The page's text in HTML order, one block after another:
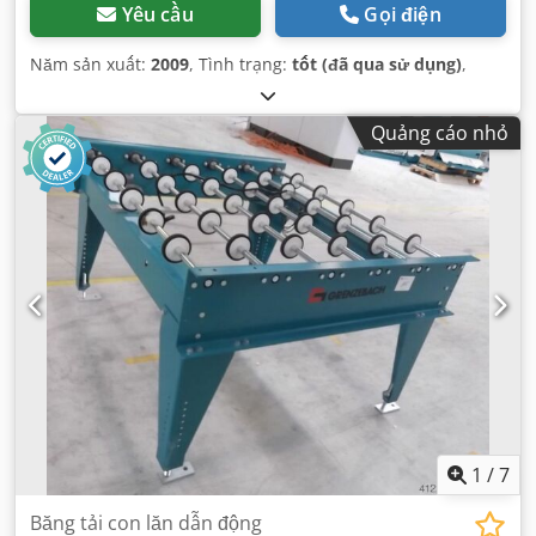
Yêu cầu Gọi điện
Năm sản xuất: 2009, Tình trạng: tốt (đã qua sử dụng),
Quảng cáo nhỏ
1 /7
Băng tải con lăn dẫn động